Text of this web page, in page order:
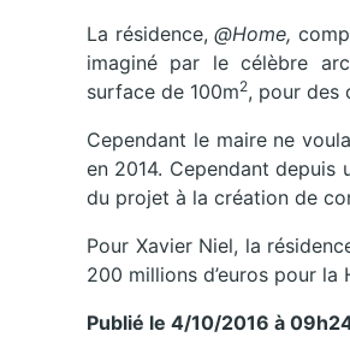
La résidence,@Home,
imaginé par le célèbre
surface de 100m2, pour des
Cependant le maire ne
en 2014. Cependant
du projet à la création de
Pour Xavier Niel, la
200 millions d’euros pour la
Publié le 4/10/2016 à